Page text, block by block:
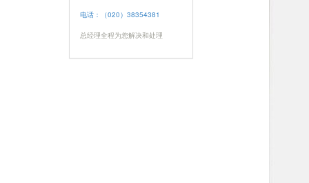
电话：（020）38354381
总经理全程为您解决和处理